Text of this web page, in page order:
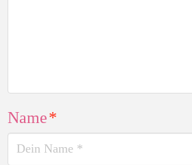
Name*